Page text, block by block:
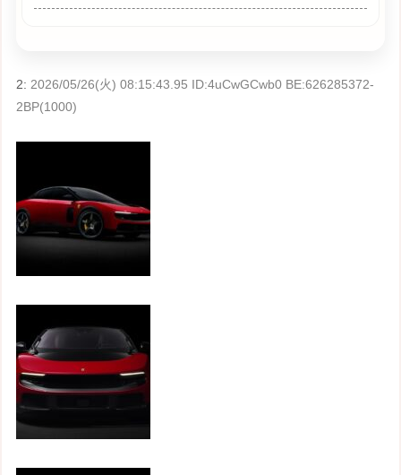
2:2026/05/26(火) 08:15:43.95 ID:4uCwGCwb0 BE:626285372-
2BP(1000)